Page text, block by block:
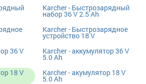
Karcher - Быстрозарядный
набор 36 V 2.5 Ah
Karcher - Быстрозарядное
устройство 18 V
36 V
Karcher - аккумулятор 36 V
5.0 Ah
18 V
Karcher - акумулятор 18 V
5.0 Ah